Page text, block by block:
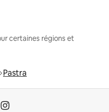
certaines régions et
Pastra